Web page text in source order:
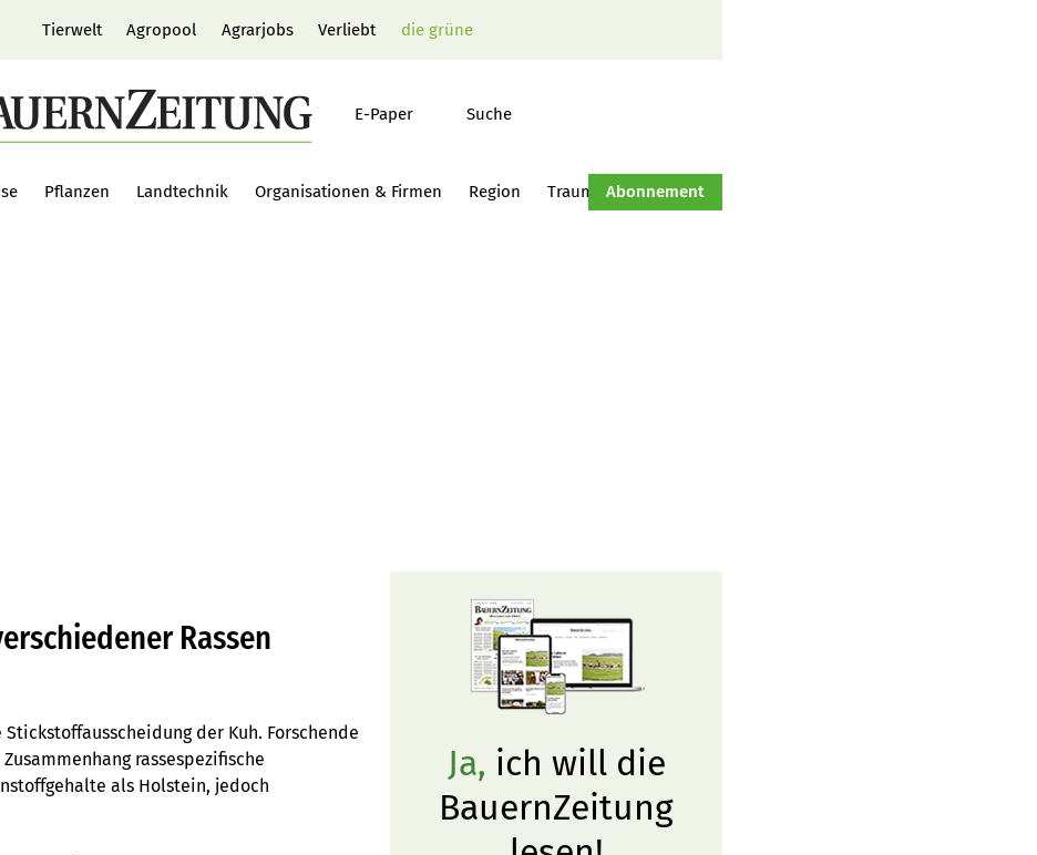
Tierwelt Agropool Agrarjobs Verliebt die grüne
E-Paper Suche
Pflanzen Landtechnik Organisationen & Firmen Region Traumtraktor Hof-Management
Abonnement
Rassen
der Kuh. Forschende
rassespezifische
als Holstein, jedoch
Ja, ich will die
BauernZeitung